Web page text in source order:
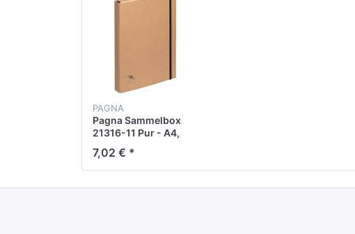
PAGNA
Pagna Sammelbox
21316-11 Pur - A4,
aus recycelbarem
braunen Kraftpapier
7,02 € *